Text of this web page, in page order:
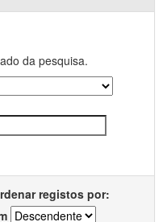
da pesquisa.
registos por: